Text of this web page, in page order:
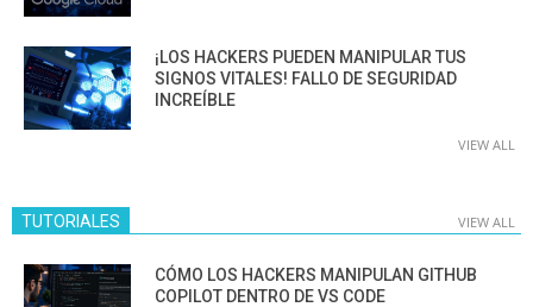
¡LOS HACKERS PUEDEN MANIPULAR TUS
SIGNOS VITALES! FALLO DE SEGURIDAD
INCREÍBLE
VIEW ALL
TUTORIALES VIEW ALL
CÓMO LOS HACKERS MANIPULAN GITHUB
COPILOT DENTRO DE VS CODE